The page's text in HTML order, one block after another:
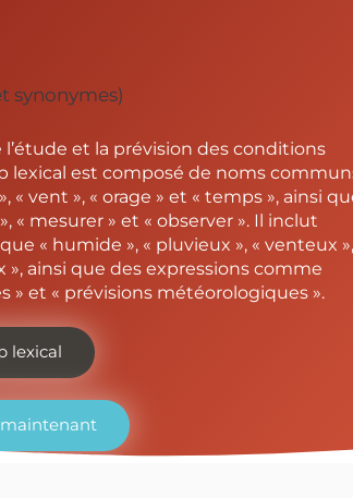
synonymes)
et la prévision des conditions
lexical est composé de noms
« vent », « orage » et « temps », ainsi
« mesurer » et « observer ». Il inclut
« humide », « pluvieux », « venteux »,
ainsi que des expressions comme
» et « prévisions météorologiques ».
lexical